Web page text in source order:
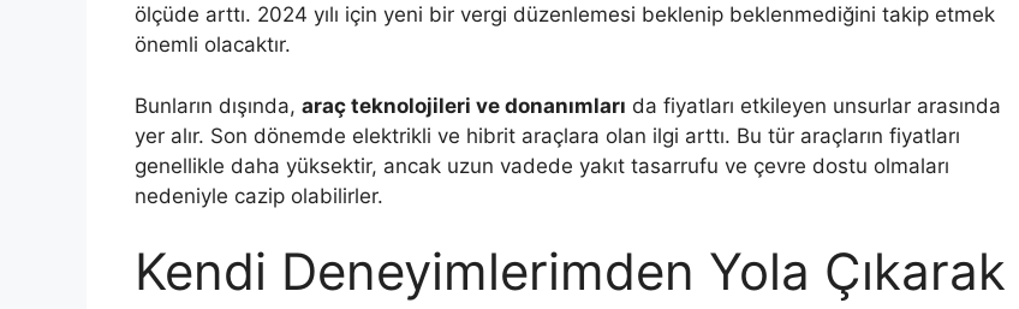
ölçüde arttı. 2024 yılı için yeni bir vergi düzenlemesi beklenip beklenmediğini takip etmek
önemli olacaktır.
Bunların dışında, araç teknolojileri ve donanımları da fiyatları etkileyen unsurlar arasında
yer alır. Son dönemde elektrikli ve hibrit araçlara olan ilgi arttı. Bu tür araçların fiyatları
genellikle daha yüksektir, ancak uzun vadede yakıt tasarrufu ve çevre dostu olmaları
nedeniyle cazip olabilirler.
Kendi Deneyimlerimden Yola Çıkarak